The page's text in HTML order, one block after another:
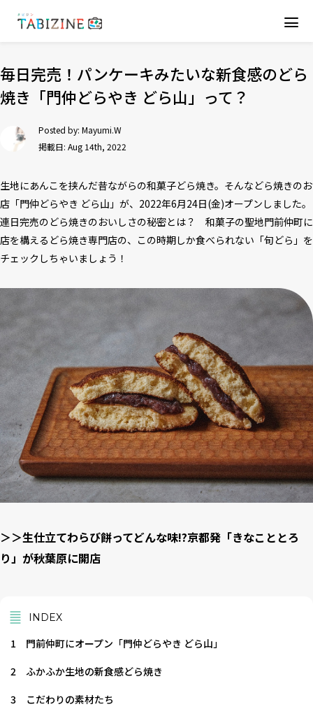
毎日完売！パンケーキみたいな新食感のどら
焼き「門仲どらやき どら山」って？
Posted by: Mayumi.W
掲載日: Aug 14th, 2022
生地にあんこを挟んだ昔ながらの和菓子どら焼き。そんなどら焼きのお
店「門仲どらやき どら山」が、2022年6月24日(金)オープンしました。
連日完売のどら焼きのおいしさの秘密とは？ 和菓子の聖地門前仲町に
店を構えるどら焼き専門店の、この時期しか食べられない「旬どら」を
チェックしちゃいましょう！
＞＞生仕立てわらび餅ってどんな味!?京都発「きなこととろ
り」が秋葉原に開店
INDEX
1
門前仲町にオープン「門仲どらやき どら山」
2
ふかふか生地の新食感どら焼き
3
こだわりの素材たち